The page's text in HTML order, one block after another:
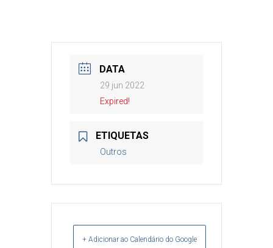
DATA
29 jun 2022
Expired!
ETIQUETAS
Outros
+ Adicionar ao Calendário do Google